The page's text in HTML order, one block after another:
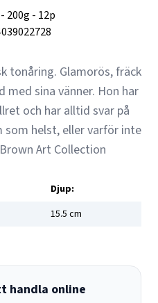
- 200g - 12p
tonåring. Glamorös, fräck
sina vänner. Hon har
och har alltid svar på
som helst, eller varför inte
Art Collection
Djup:
15.5 cm
handla online